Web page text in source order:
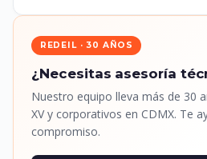
REDEIL · 30 AÑOS
¿Necesitas asesoría
Nuestro equipo lleva más de 30
XV y corporativos en CDMX. Te
compromiso.